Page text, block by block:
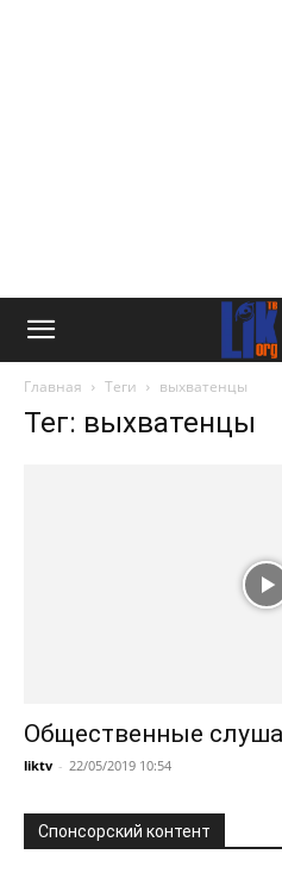
Главная Теги выхватенцы
Тег: выхватенцы
Общественные
liktv - 22/05/2019 10:54
Спонсорский контент